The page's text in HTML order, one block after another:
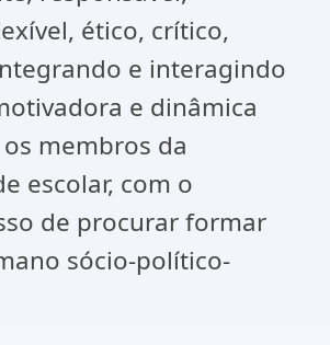
ético, crítico,
e interagindo
e dinâmica
membros da
escolar, com o
de procurar formar
sócio-político-